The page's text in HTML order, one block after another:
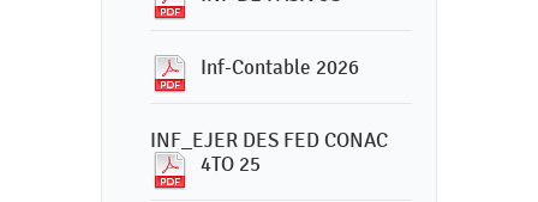
Inf-Contable 2026
INF_EJER DES FED CONAC
4TO 25